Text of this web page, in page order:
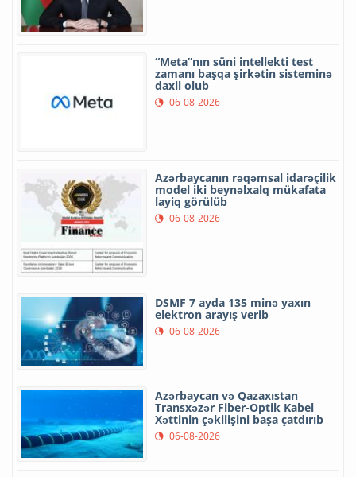
“Meta”nın süni intellekti test
zamanı başqa şirkətin sisteminə
daxil olub
06-08-2026
Azərbaycanın rəqəmsal idarəçilik
model iki beynəlxalq mükafata
layiq görülüb
06-08-2026
DSMF 7 ayda 135 minə yaxın
elektron arayış verib
06-08-2026
Azərbaycan və Qazaxıstan
Transxəzər Fiber-Optik Kabel
Xəttinin çəkilişini başa çatdırıb
06-08-2026